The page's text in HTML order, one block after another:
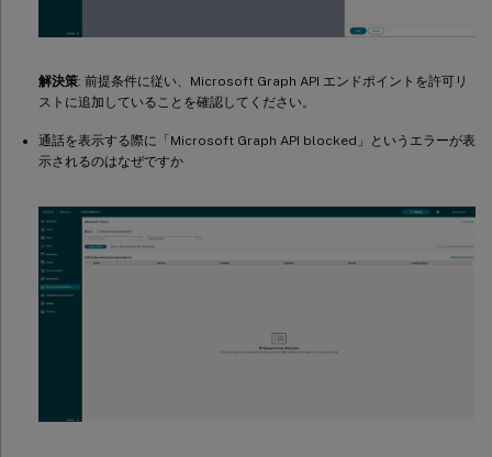
解決策: 前提条件に従い、Microsoft Graph API エンドポイントを許可リ
ストに追加していることを確認してください。
通話を表示する際に「Microsoft Graph API blocked」というエラーが表
示されるのはなぜですか